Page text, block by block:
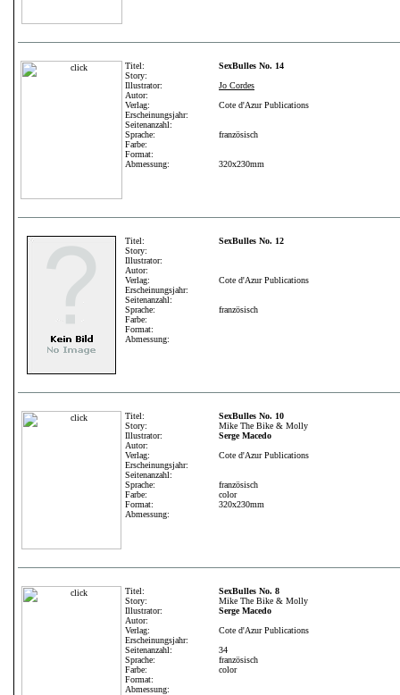
Titel:
Story:
Illustrator:
Autor:
Verlag:
Erscheinungsjahr:
Seitenanzahl:
Sprache:
Farbe:
Format:
Abmessung:
SexBulles No. 14
Jo Cordes
Cote d'Azur Publications
französisch
320x230mm
Titel:
Story:
Illustrator:
Autor:
Verlag:
Erscheinungsjahr:
Seitenanzahl:
Sprache:
Farbe:
Format:
Abmessung:
SexBulles No. 12
Cote d'Azur Publications
französisch
Titel:
Story:
Illustrator:
Autor:
Verlag:
Erscheinungsjahr:
Seitenanzahl:
Sprache:
Farbe:
Format:
Abmessung:
SexBulles No. 10
Mike The Bike & Molly
Serge Macedo
Cote d'Azur Publications
französisch
color
320x230mm
Titel:
Story:
Illustrator:
Autor:
Verlag:
Erscheinungsjahr:
Seitenanzahl:
Sprache:
Farbe:
Format:
Abmessung:
SexBulles No. 8
Mike The Bike & Molly
Serge Macedo
Cote d'Azur Publications
34
französisch
color